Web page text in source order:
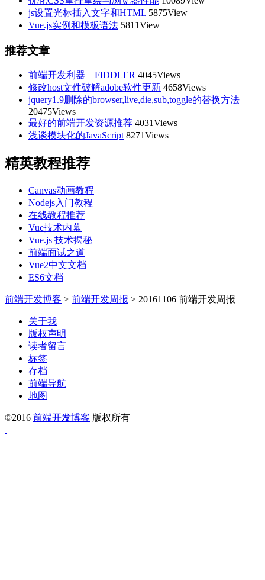
js设置光标插入文字和HTML 5875View
Vue.js实例和模板语法 5811View
推荐文章
前端开发利器—FIDDLER 4045Views
修改host文件破解adobe软件更新 4658Views
jquery1.9删除的browser,live,die,sub,toggle的替换方法
20475Views
最好的前端开发资源推荐 4031Views
浅谈模块化的JavaScript 8271Views
精英教程推荐
Canvas动画教程
Nodejs入门教程
在线教程推荐
Vue技术内幕
Vue.js 技术揭秘
前端面试之道
Vue2中文文档
ES6文档
前端开发博客 > 前端开发周报 > 20161106 前端开发周报
关于我
版权声明
读者留言
标签
存档
前端导航
地图
©2016 前端开发博客 版权所有